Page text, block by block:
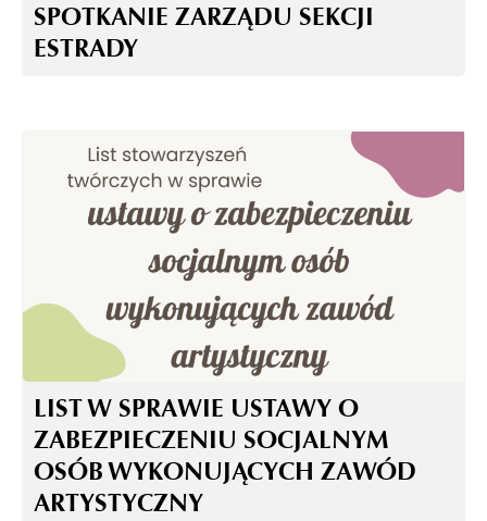
SPOTKANIE ZARZĄDU SEKCJI
ESTRADY
LIST W SPRAWIE USTAWY O
ZABEZPIECZENIU SOCJALNYM
OSÓB WYKONUJĄCYCH ZAWÓD
ARTYSTYCZNY